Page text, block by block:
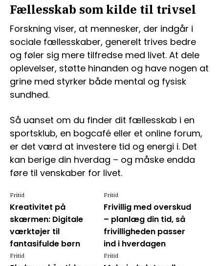
Fællesskab som kilde til trivsel
Forskning viser, at mennesker, der indgår i
sociale fællesskaber, generelt trives bedre
og føler sig mere tilfredse med livet. At dele
oplevelser, støtte hinanden og have nogen at
grine med styrker både mental og fysisk
sundhed.
Så uanset om du finder dit fællesskab i en
sportsklub, en bogcafé eller et online forum,
er det værd at investere tid og energi i. Det
kan berige din hverdag – og måske endda
føre til venskaber for livet.
Kreativitet på
skærmen: Digitale
værktøjer til
fantasifulde børn
Fritid
Frivillig med overskud
– planlæg din tid, så
frivilligheden passer
ind i hverdagen
Fritid
Fritid Fritid